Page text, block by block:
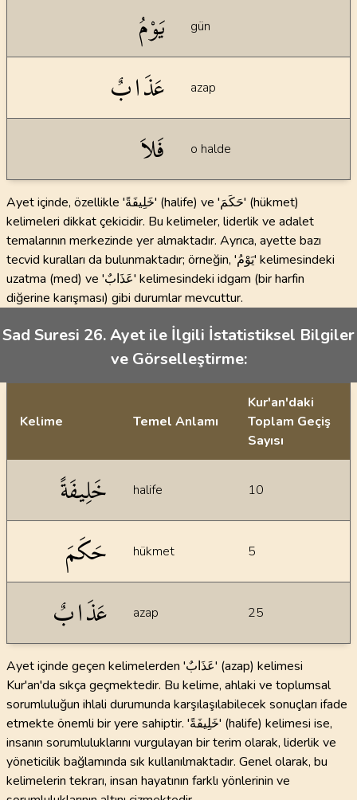
يَوْمُ gün
عَذَابٌ azap
فَلاَ o halde
Ayet içinde, özellikle 'خَلِيفَةً' (halife) ve 'حَكَمَ' (hükmet)
kelimeleri dikkat çekicidir. Bu kelimeler, liderlik ve adalet
temalarının merkezinde yer almaktadır. Ayrıca, ayette bazı
tecvid kuralları da bulunmaktadır; örneğin, 'يَوْمُ' kelimesindeki
uzatma (med) ve 'عَذَابٌ' kelimesindeki idgam (bir harfin
diğerine karışması) gibi durumlar mevcuttur.
Sad Suresi 26. Ayet ile İlgili İstatistiksel Bilgiler
ve Görselleştirme:
Kelime Temel Anlamı
Kur'an'daki
Toplam Geçiş
Sayısı
خَلِيفَةً halife 10
حَكَمَ hükmet 5
عَذَابٌ azap 25
Ayet içinde geçen kelimelerden 'عَذَابٌ' (azap) kelimesi
Kur'an'da sıkça geçmektedir. Bu kelime, ahlaki ve toplumsal
sorumluluğun ihlali durumunda karşılaşılabilecek sonuçları ifade
etmekte önemli bir yere sahiptir. 'خَلِيفَةً' (halife) kelimesi ise,
insanın sorumluluklarını vurgulayan bir terim olarak, liderlik ve
yöneticilik bağlamında sık kullanılmaktadır. Genel olarak, bu
kelimelerin tekrarı, insan hayatının farklı yönlerinin ve